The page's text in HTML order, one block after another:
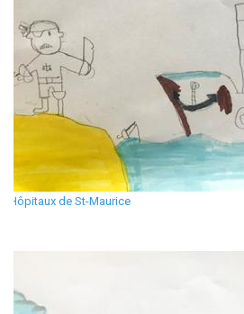
Hôpitaux de St-Maurice